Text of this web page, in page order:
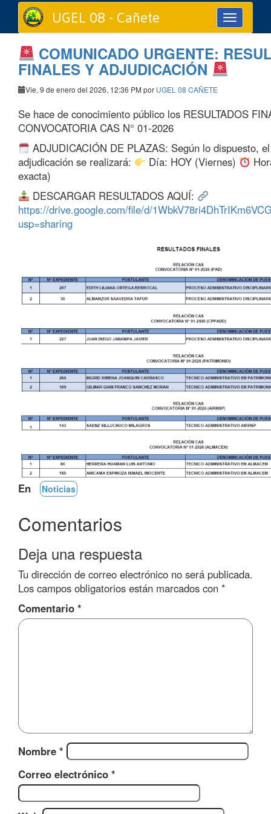
Toggle
navigation
UGEL 08 - Cañete
COMUNICADO URGENTE:
FINALES Y ADJUDICACIÓN
Vie, 9 de enero del 2026, 12:36 PM por UGEL 08 CAÑETE
Se hace de conocimiento público los RESULTADOS
CONVOCATORIA CAS N° 01-2026
ADJUDICACIÓN DE PLAZAS: Según lo dispuesto,
adjudicación se realizará:
Día: HOY (Viernes)
exacta)
DESCARGAR RESULTADOS AQUÍ:
https://drive.google.com/file/d/
usp=sharing
En Noticias
Comentarios
Deja una respuesta
Tu dirección de correo electrónico no será publicada.
Los campos obligatorios están marcados con *
Comentario *
Nombre *
Correo electrónico *